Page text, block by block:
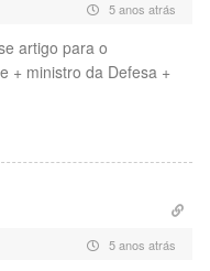
5 anos atrás
artigo para o
+ ministro da Defesa +
5 anos atrás